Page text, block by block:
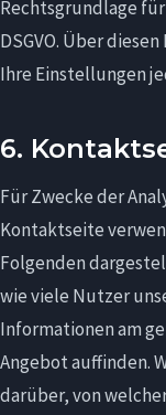
Rechtsgrundlage
DSGVO. Über diesen
Ihre Einstellungen
6.
Für Zwecke der
Kontaktseite
Folgenden
wie viele Nutzer
Informationen am
Angebot auffinden.
darüber, von